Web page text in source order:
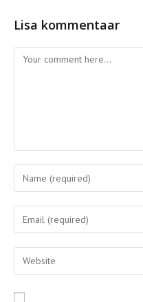
Lisa kommentaar
Comment
Enter
your
name
comment
Enter
your
email
address
Enter
your